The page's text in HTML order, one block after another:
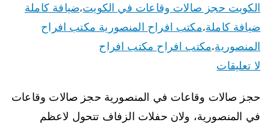
الكويت حجز صالات وقاعات في الكويت،ضيافة كاملة
ضيافة كاملة،مكتب افراح المنصورية مكتب افراح
المنصورية،مكتب افراح مكتب افراح
لا تعليقات
حجز صالات وقاعات في المنصورية حجز صالات وقاعات
في المنصورية، ولان حفلات الزفاف تتحول لاعظم